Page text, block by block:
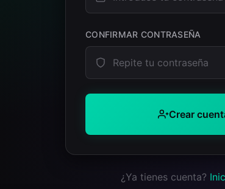
CONFIRMAR CONTRASEÑA
Crear
¿Ya tienes cuenta?